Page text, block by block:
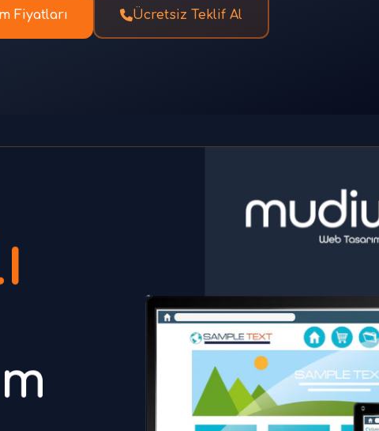
Fiyatları Ücretsiz Teklif Al